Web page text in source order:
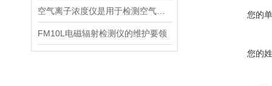
FM10L电磁辐射检测仪的维护要领
您的
您的